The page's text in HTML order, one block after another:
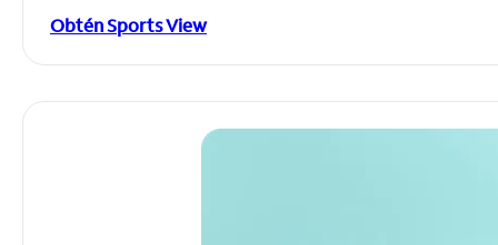
Obtén Sports View